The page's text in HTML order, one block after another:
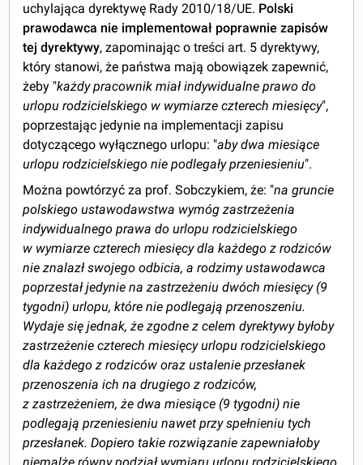
uchylająca dyrektywę Rady 2010/18/UE. Polski
prawodawca nie implementował poprawnie zapisów
tej dyrektywy, zapominając o treści art. 5 dyrektywy,
który stanowi, że państwa mają obowiązek zapewnić,
żeby "każdy pracownik miał indywidualne prawo do
urlopu rodzicielskiego w wymiarze czterech miesięcy",
poprzestając jedynie na implementacji zapisu
dotyczącego wyłącznego urlopu: "aby dwa miesiące
urlopu rodzicielskiego nie podlegały przeniesieniu".
Można powtórzyć za prof. Sobczykiem, że: "na gruncie
polskiego ustawodawstwa wymóg zastrzeżenia
indywidualnego prawa do urlopu rodzicielskiego
w wymiarze czterech miesięcy dla każdego z rodziców
nie znalazł swojego odbicia, a rodzimy ustawodawca
poprzestał jedynie na zastrzeżeniu dwóch miesięcy (9
tygodni) urlopu, które nie podlegają przenoszeniu.
Wydaje się jednak, że zgodne z celem dyrektywy byłoby
zastrzeżenie czterech miesięcy urlopu rodzicielskiego
dla każdego z rodziców oraz ustalenie przesłanek
przenoszenia ich na drugiego z rodziców,
z zastrzeżeniem, że dwa miesiące (9 tygodni) nie
podlegają przeniesieniu nawet przy spełnieniu tych
przesłanek. Dopiero takie rozwiązanie zapewniałoby